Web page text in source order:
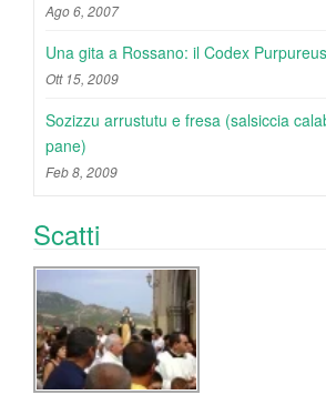
Ago 6, 2007
Una gita a Rossano: il Codex
Ott 15, 2009
Sozizzu arrustutu e fresa (salsiccia
pane)
Feb 8, 2009
Scatti